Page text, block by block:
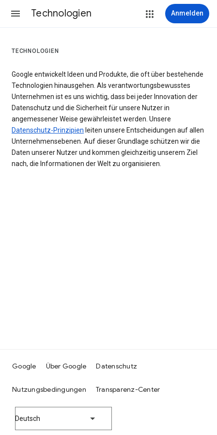
Technologien Anmelden
TECHNOLOGIEN
Google entwickelt Ideen und Produkte, die oft über bestehende
Technologien hinausgehen. Als verantwortungsbewusstes
Unternehmen ist es uns wichtig, dass bei jeder Innovation der
Datenschutz und die Sicherheit für unsere Nutzer in
angemessener Weise gewährleistet werden. Unsere
Datenschutz-Prinzipien leiten unsere Entscheidungen auf allen
Unternehmensebenen. Auf dieser Grundlage schützen wir die
Daten unserer Nutzer und kommen gleichzeitig unserem Ziel
nach, die Informationen der Welt zu organisieren.
Google Über Google Datenschutz
Nutzungsbedingungen Transparenz-Center
Deutsch